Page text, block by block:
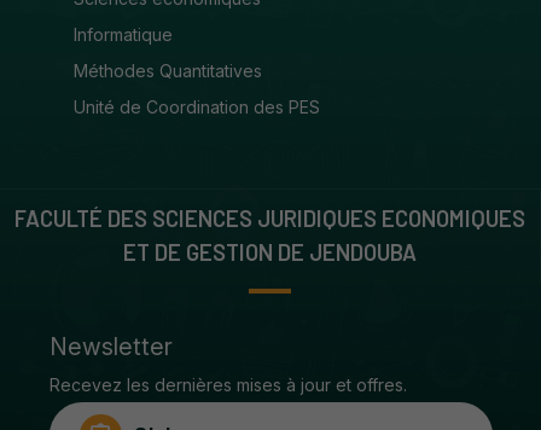
Informatique
Méthodes Quantitatives
Unité de Coordination des PES
FACULTÉ DES SCIENCES JURIDIQUES ECONOMIQUES
ET DE GESTION DE JENDOUBA
Newsletter
Recevez les dernières mises à jour et offres.